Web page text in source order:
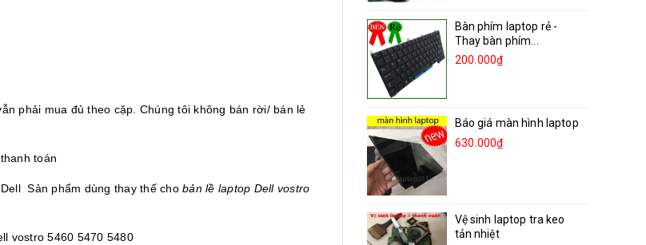
phải mua đủ theo cặp. Chúng tôi không bán rời/ bán lẻ
toán
Sản phẩm dùng thay thế cho bản lề laptop Dell vostro
vostro 5460 5470 5480
Bàn phím laptop rẻ -
Thay bàn phím...
200.000₫
Báo giá màn hình laptop
630.000₫
Vệ sinh laptop tra keo
tản nhiệt